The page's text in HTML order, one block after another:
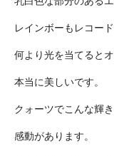
レインボーもレコー
何より光を当てると
本当に美しいです。
クォーツでこんな輝
感動があります。